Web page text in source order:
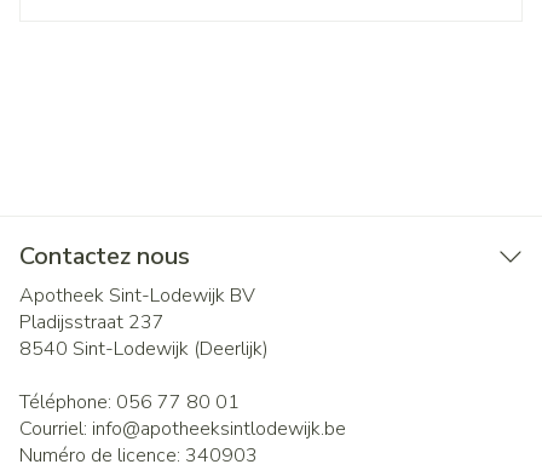
Contactez nous
Apotheek Sint-Lodewijk BV
Pladijsstraat 237
8540 Sint-Lodewijk (Deerlijk)
Téléphone: 056 77 80 01
Courriel: info@apotheeksintlodewijk.be
Numéro de licence: 340903